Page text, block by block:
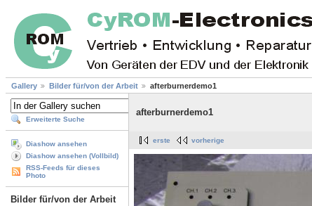
Gallery Bilder für/von der Arbeit afterburnerdemo1
Erweiterte Suche
Diashow ansehen
Diashow ansehen (Vollbild)
RSS-Feeds für dieses
Photo
Bilder für/von der Arbeit
afterburnerdemo1
erste vorherige